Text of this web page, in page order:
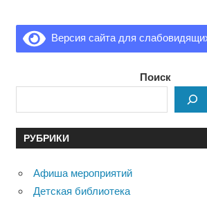
Версия сайта для
Поиск
РУБРИКИ
Афиша мероприятий
Детская библиотека